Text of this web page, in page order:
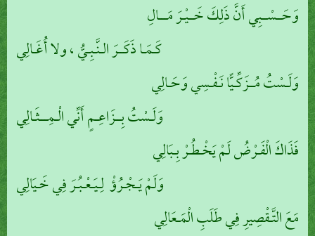
وَحَــسْــبِي أَنَّ ذَلِكَ خَــيْـرَ مَـــالِ
كَـمَـا ذَكَــرَ الـنَّـبِـيُّ ، ولا أُغَـالِي
وَلَـسْتُ مُــزَكِّـيًّا نَـفْـسِي وَحَـالِي
وَلَـسْتُ بِــزَاعِـمٍ أَنِّي الْـمِـــثَـالِي
فَذَاكَ الْفَـرْضُ لَمْ يَخْـطُـرْ بِـبَالِي
وَلَمْ يَـجْـرُؤْ لِـيَـعْـبُـرَ فِي خَـيَالِي
مَعَ التَّـقْصِيرِ فِي طَلَبِ الْمَـعَالِي